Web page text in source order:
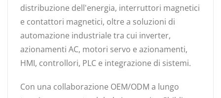
distribuzione dell'energia, interruttori magnetici
e contattori magnetici, oltre a soluzioni di
automazione industriale tra cui inverter,
azionamenti AC, motori servo e azionamenti,
HMI, controllori, PLC e integrazione di sistemi.
Con una collaborazione OEM/ODM a lungo